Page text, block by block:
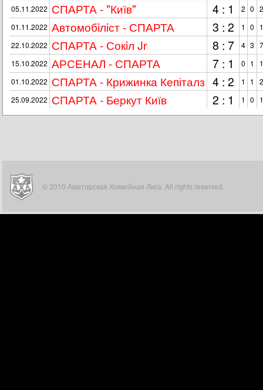
05.11.2022 СПАРТА - "Київ" 4 : 1 2 0 2
01.11.2022 Автомобiлiст - СПАРТА 3 : 2 1 0
1
22.10.2022 СПАРТА - Сокiл Jr 8 : 7 4 3 7
15.10.2022 АРСЕНАЛ - СПАРТА 7 : 1 0 1
1
01.10.2022 СПАРТА - Крижинка Кепіталз 4 : 2 1 1
2
25.09.2022 СПАРТА - Беркут Київ 2 : 1 1 0 1
© 2010 Аматорская Хоккейная Лига. All rights reserved.